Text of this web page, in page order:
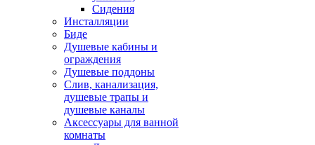
Сидения
Инсталляции
Биде
Душевые кабины и
ограждения
Душевые поддоны
Слив, канализация,
душевые трапы и
душевые каналы
Аксессуары для ванной
комнаты